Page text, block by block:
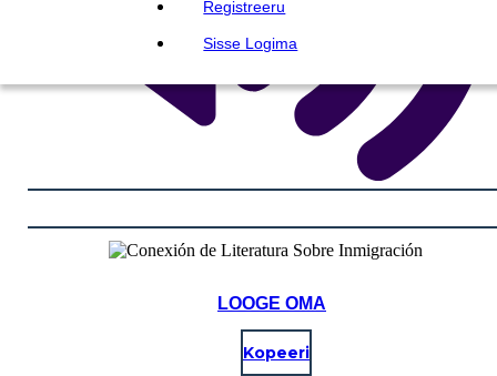
Registreeru
Sisse Logima
LOOGE OMA
Kopeeri